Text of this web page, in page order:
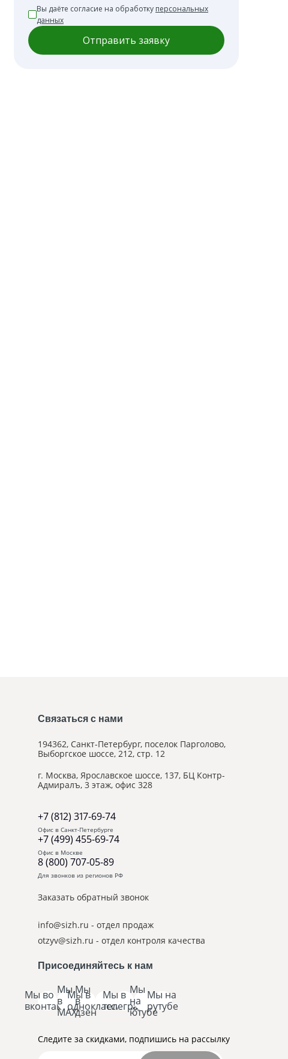
Вы даёте согласие на обработку персональных
данных
Отправить заявку
Связаться с нами
194362, Санкт-Петербург, поселок Парголово,
Выборгское шоссе, 212, стр. 12
г. Москва, Ярославское шоссе, 137, БЦ Контр-
Адмиралъ, 3 этаж, офис 328
+7 (812) 317-69-74
Офис в Санкт-Петербурге
+7 (499) 455-69-74
Офис в Москве
8 (800) 707-05-89
Для звонков из регионов РФ
Заказать обратный звонок
info@sizh.ru - отдел продаж
otzyv@sizh.ru - отдел контроля качества
Присоединяйтесь к нам
Мы во
вконтакте
Мы
в
MAX
Мы
в
дзен
Мы в
одноклассниках
Мы в
телеграм
Мы
на
ютубе
Мы на
рутубе
Следите за скидками, подпишись на рассылку